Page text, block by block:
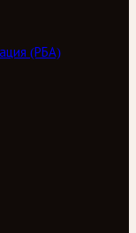
(РБА)